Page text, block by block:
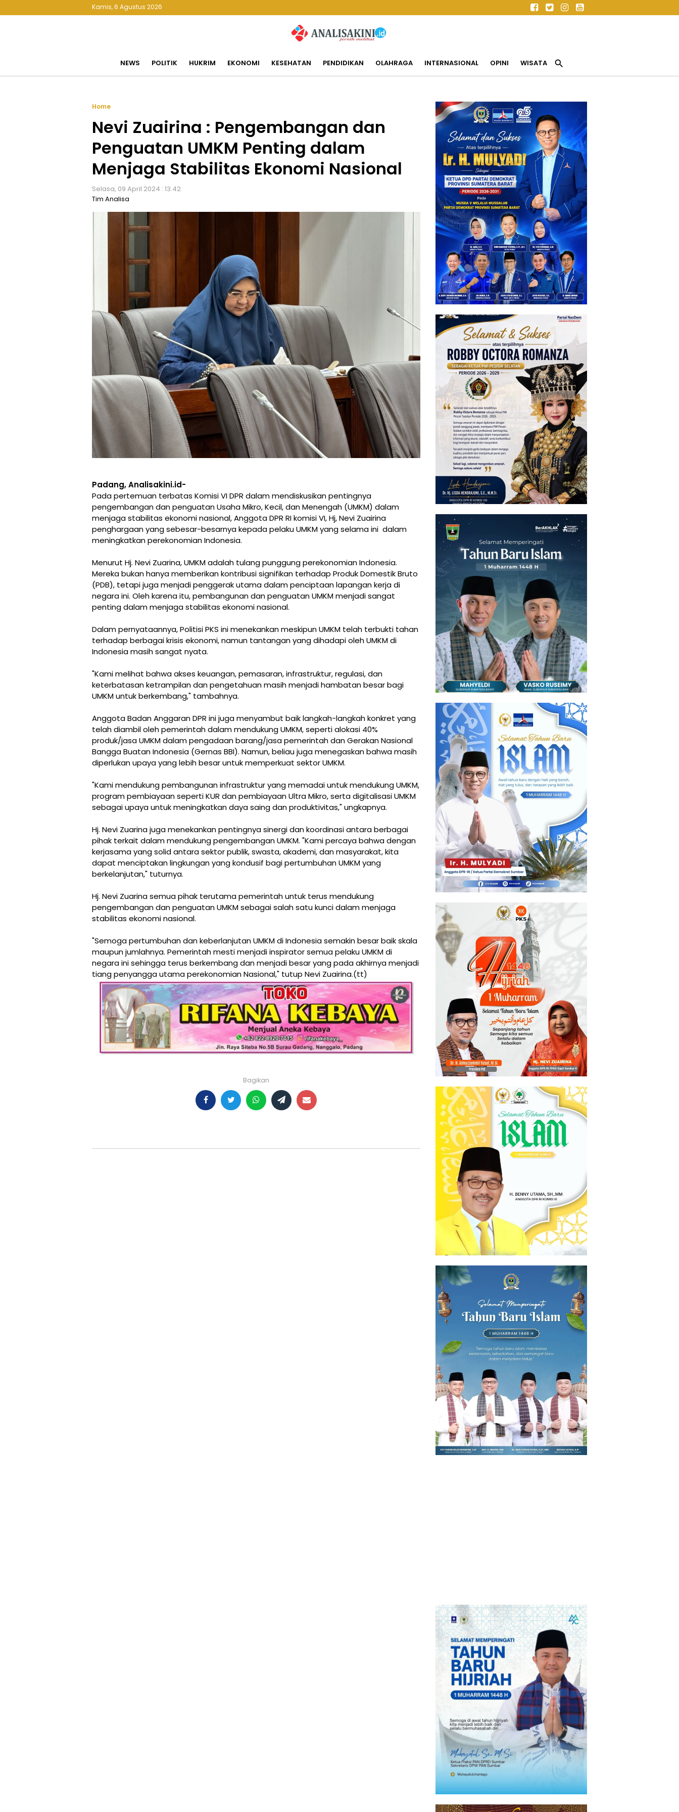
Kamis, 6 Agustus 2026
NEWS POLITIK HUKRIM EKONOMI KESEHATAN PENDIDIKAN OLAHRAGA INTERNASIONAL OPINI WISATA search
Home
Nevi Zuairina : Pengembangan dan
Penguatan UMKM Penting dalam
Menjaga Stabilitas Ekonomi Nasional
Selasa, 09 April 2024 : 13.42
Tim Analisa
Padang, Analisakini.id-
Pada pertemuan terbatas Komisi VI DPR dalam mendiskusikan pentingnya
pengembangan dan penguatan Usaha Mikro, Kecil, dan Menengah (UMKM) dalam
menjaga stabilitas ekonomi nasional, Anggota DPR RI komisi VI, Hj, Nevi Zuairina
penghargaan yang sebesar-besarnya kepada pelaku UMKM yang selama ini dalam
meningkatkan perekonomian Indonesia.
Menurut Hj. Nevi Zuarina, UMKM adalah tulang punggung perekonomian Indonesia.
Mereka bukan hanya memberikan kontribusi signifikan terhadap Produk Domestik Bruto
(PDB), tetapi juga menjadi penggerak utama dalam penciptaan lapangan kerja di
negara ini. Oleh karena itu, pembangunan dan penguatan UMKM menjadi sangat
penting dalam menjaga stabilitas ekonomi nasional.
Dalam pernyataannya, Politisi PKS ini menekankan meskipun UMKM telah terbukti tahan
terhadap berbagai krisis ekonomi, namun tantangan yang dihadapi oleh UMKM di
Indonesia masih sangat nyata.
"Kami melihat bahwa akses keuangan, pemasaran, infrastruktur, regulasi, dan
keterbatasan ketrampilan dan pengetahuan masih menjadi hambatan besar bagi
UMKM untuk berkembang," tambahnya.
Anggota Badan Anggaran DPR ini juga menyambut baik langkah-langkah konkret yang
telah diambil oleh pemerintah dalam mendukung UMKM, seperti alokasi 40%
produk/jasa UMKM dalam pengadaan barang/jasa pemerintah dan Gerakan Nasional
Bangga Buatan Indonesia (Gernas BBI). Namun, beliau juga menegaskan bahwa masih
diperlukan upaya yang lebih besar untuk memperkuat sektor UMKM.
"Kami mendukung pembangunan infrastruktur yang memadai untuk mendukung UMKM,
program pembiayaan seperti KUR dan pembiayaan Ultra Mikro, serta digitalisasi UMKM
sebagai upaya untuk meningkatkan daya saing dan produktivitas," ungkapnya.
Hj. Nevi Zuarina juga menekankan pentingnya sinergi dan koordinasi antara berbagai
pihak terkait dalam mendukung pengembangan UMKM. "Kami percaya bahwa dengan
kerjasama yang solid antara sektor publik, swasta, akademi, dan masyarakat, kita
dapat menciptakan lingkungan yang kondusif bagi pertumbuhan UMKM yang
berkelanjutan," tuturnya.
Hj. Nevi Zuarina semua pihak terutama pemerintah untuk terus mendukung
pengembangan dan penguatan UMKM sebagai salah satu kunci dalam menjaga
stabilitas ekonomi nasional.
"Semoga pertumbuhan dan keberlanjutan UMKM di Indonesia semakin besar baik skala
maupun jumlahnya. Pemerintah mesti menjadi inspirator semua pelaku UMKM di
negara ini sehingga terus berkembang dan menjadi besar yang pada akhirnya menjadi
tiang penyangga utama perekonomian Nasional," tutup Nevi Zuairina.(tt)
Bagikan